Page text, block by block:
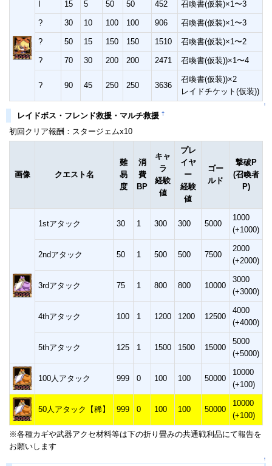
15 5 50 50 452 召喚書(仮装)×1〜3
? 30 10 100 100 906 召喚書(仮装)×1〜3
? 50 15 150 150 1510 召喚書(仮装)×1〜2
? 70 30 200 200 2471 召喚書(仮装))×1〜4
? 90 45 250 250 3636
召喚書(仮装))×2
レイドチケット(仮装))
↑
レイドボス・フレンド救援・マルチ救援 †
初回クリア報酬：スタージェムx10
画像 クエスト名
難
易
度
消
費
BP
キャ
ラ
経験
値
プレ
イヤ
ー
経験
値
ゴー
ルド
撃破P
(召喚者
P)
1stアタック 30 1 300 300 5000
1000
(+1000)
2ndアタック 50 1 500 500 7500
2000
(+2000)
3rdアタック 75 1 800 800 10000
3000
(+3000)
4thアタック 100 1 1200 1200 12500
4000
(+4000)
5thアタック 125 1 1500 1500 15000
5000
(+5000)
100人アタック 999 0 100 100 50000
10000
(+100)
50人アタック【稀】 999 0 100 100 50000
10000
(+100)
※各種カギや武器アクセ材料等は下の折り畳みの共通戦利品にて報告を
お願いします
↑